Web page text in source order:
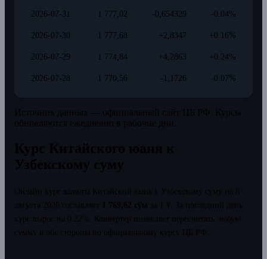
2026-07-31 1 777,02 -0,654329 -0.04%
2026-07-30 1 777,68 +2,8347 +0.16%
2026-07-29 1 774,84 +4,2863 +0.24%
2026-07-28 1 770,56 -1,1726 -0.07%